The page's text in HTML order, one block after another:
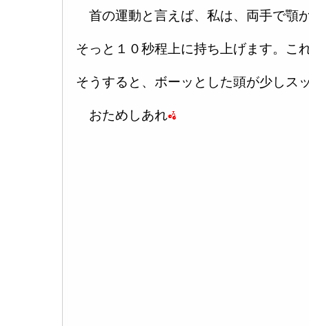
首の運動と言えば、私は、両手で顎
そっと１０秒程上に持ち上げます。こ
そうすると、ボーッとした頭が少しス
おためしあれ